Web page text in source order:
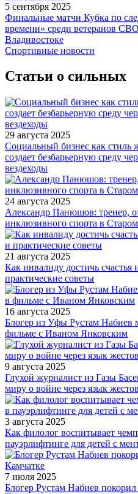
5 сентября 2025
Финальные матчи Кубка по
времени» среди ветеранов
Владивостоке
Спортивные новости
Статьи о сильных
29 августа 2025
Социальный бизнес как
создает безбарьерную среду
вездеходы
24 августа 2025
Александр Панюшов: тренер,
инклюзивного спорта в
21 августа 2025
Как инвалиду достичь счастья
практические советы
16 августа 2025
Блогер из Уфы Рустам Набиев
фильме с Иваном Янковским
9 августа 2025
Глухой журналист из Газы
миру о войне через язык жестов
3 августа 2025
Как филолог воспитывает
пауэрлифтинге для детей с
7 июля 2025
Блогер Рустам Набиев